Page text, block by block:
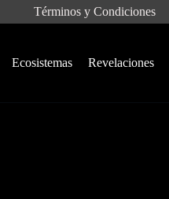
Términos y Condiciones
Ecosistemas Revelaciones